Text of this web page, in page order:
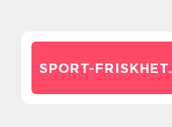
SPORT-FRISKHET.